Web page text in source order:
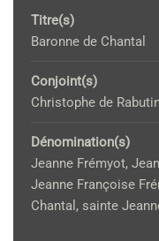
Titre(s)
Baronne de Chantal
Conjoint(s)
Christophe de
Dénomination(s)
Jeanne Frémyot,
Jeanne Françoise
Chantal, sainte